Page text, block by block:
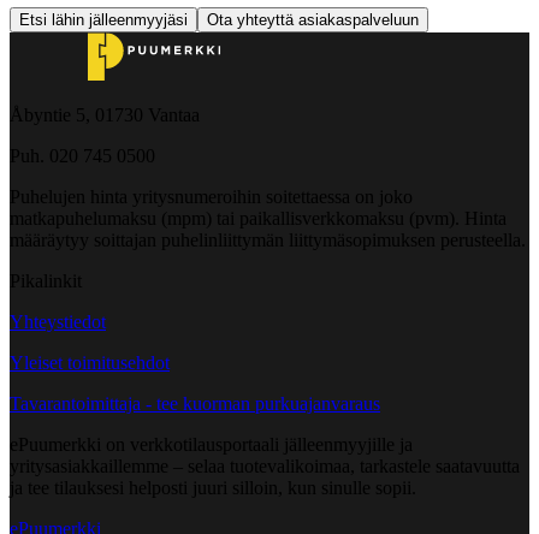
Etsi lähin jälleenmyyjäsi Ota yhteyttä asiakaspalveluun
Åbyntie 5, 01730 Vantaa
Puh. 020 745 0500
Puhelujen hinta yritysnumeroihin soitettaessa on joko
matkapuhelumaksu (mpm) tai paikallisverkkomaksu (pvm). Hinta
määräytyy soittajan puhelinliittymän liittymäsopimuksen perusteella.
Pikalinkit
Yhteystiedot
Yleiset toimitusehdot
Tavarantoimittaja - tee kuorman purkuajanvaraus
ePuumerkki on verkkotilausportaali jälleenmyyjille ja
yritysasiakkaillemme – selaa tuotevalikoimaa, tarkastele saatavuutta
ja tee tilauksesi helposti juuri silloin, kun sinulle sopii.
ePuumerkki